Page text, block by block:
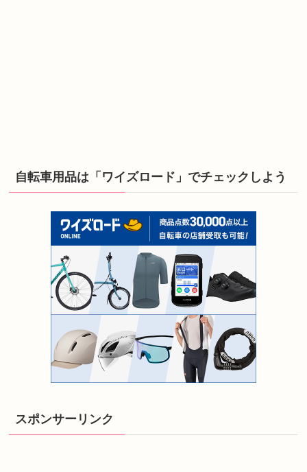
自転車用品は「ワイズロード」でチェックしよう
スポンサーリンク